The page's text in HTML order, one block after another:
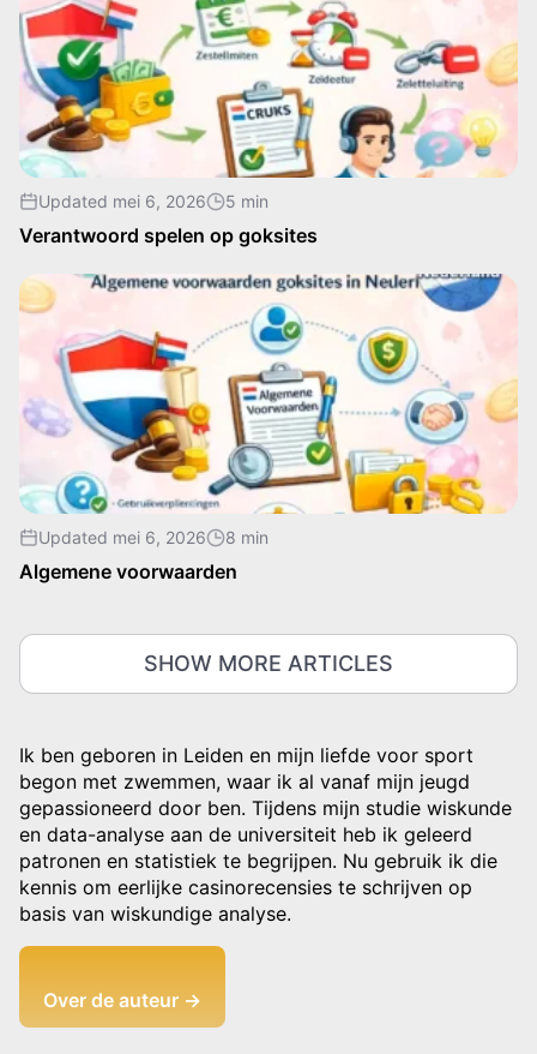
Updated mei 6, 2026 5 min
Verantwoord spelen op goksites
Updated mei 6, 2026 8 min
Algemene voorwaarden
SHOW MORE ARTICLES
Ik ben geboren in Leiden en mijn liefde voor sport
begon met zwemmen, waar ik al vanaf mijn jeugd
gepassioneerd door ben. Tijdens mijn studie wiskunde
en data-analyse aan de universiteit heb ik geleerd
patronen en statistiek te begrijpen. Nu gebruik ik die
kennis om eerlijke casinorecensies te schrijven op
basis van wiskundige analyse.
Over de auteur →